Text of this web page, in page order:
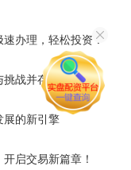
办理，轻松投资！
挑战并存
展的新引擎
启交易新篇章！